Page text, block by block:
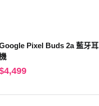
Pixel Buds 2a 藍牙耳